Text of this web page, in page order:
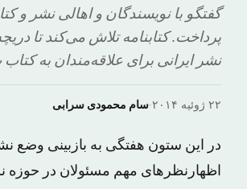
گفتگو با نویسندگان و اهالی نشر و
پرداخت. کتابنامه تلاش می‌کند تا
نشر ایرانی برای علاقه‌مندان به
سام محمودی سرابی· ۲۲ ژوئیه ۲۰۱۴
در این ستون هفتگی به بازبینی وضع
اظهارنظرهای مهم مسئولان در حوزه